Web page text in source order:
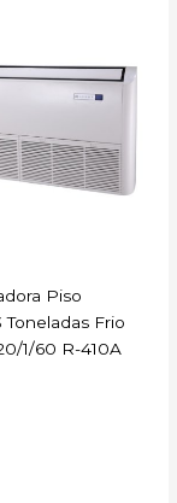
Piso
Toneladas Frio
1/60 R-410A